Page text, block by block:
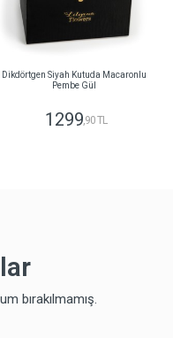
Dikdörtgen Siyah Kutuda Macaronlu
Pembe Gül
1299,90 TL
bırakılmamış.